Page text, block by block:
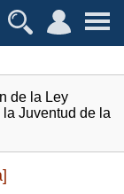
de la Ley
Juventud de la